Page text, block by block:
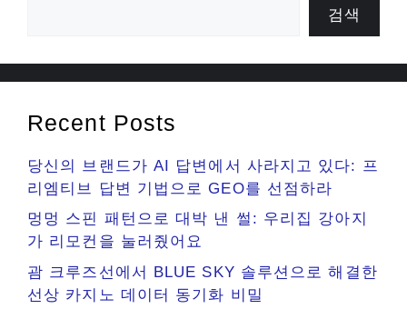
검색
Recent Posts
당신의 브랜드가 AI 답변에서 사라지고 있다: 프
리엠티브 답변 기법으로 GEO를 선점하라
멍멍 스핀 패턴으로 대박 낸 썰: 우리집 강아지
가 리모컨을 눌러줬어요
괌 크루즈선에서 BLUE SKY 솔루션으로 해결한
선상 카지노 데이터 동기화 비밀